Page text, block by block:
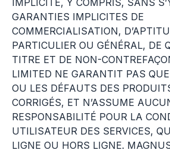
IMPLICITE, Y COMPRIS, SANS
GARANTIES IMPLICITES DE
COMMERCIALISATION,
PARTICULIER OU GÉNÉRAL, DE
TITRE ET DE NON-
LIMITED NE GARANTIT PAS QUE
OU LES DÉFAUTS DES
CORRIGÉS, ET N’ASSUME
RESPONSABILITÉ POUR LA
UTILISATEUR DES SERVICES,
LIGNE OU HORS LIGNE.